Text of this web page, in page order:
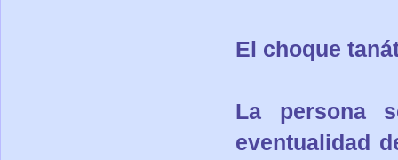
El choque
La persona
eventualidad